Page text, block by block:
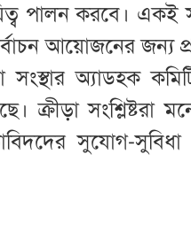
পালন করবে। একই
আয়োজনের জন্য
সংস্থার অ্যাডহক
ক্রীড়া সংশ্লিষ্টরা
সুযোগ-